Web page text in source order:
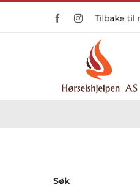
FacebookInstagram
Tilbake
Søk